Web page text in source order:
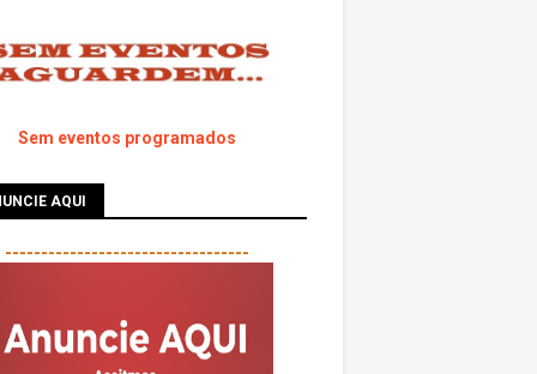
Sem eventos programados
AQUI
----------------------------------